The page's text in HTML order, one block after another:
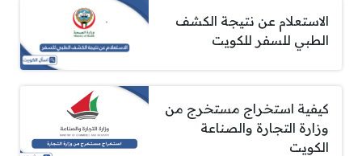
الاستعلام عن نتيجة الكشف
الطبي للسفر للكويت
كيفية استخراج مستخرج من
وزارة التجارة والصناعة
الكويت